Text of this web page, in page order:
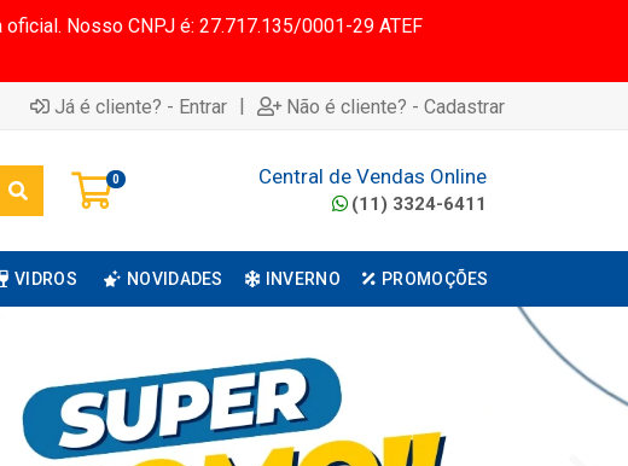
Nosso CNPJ é: 27.717.135/0001-29 ATEF
Já é cliente? - Entrar | Não é cliente? - Cadastrar
0 Central de Vendas Online
(11) 3324-6411
VIDROS NOVIDADES INVERNO PROMOÇÕES